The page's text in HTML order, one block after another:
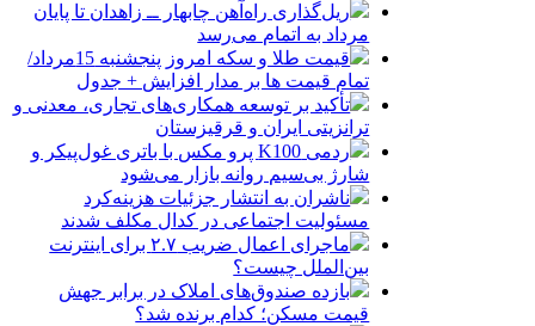
ریل‌گذاری راه‌آهن چابهار ــ زاهدان تا پایان
مرداد به اتمام می‌رسد
قیمت طلا و سکه امروز پنجشنبه 15مرداد/
تمام قیمت ها بر مدار افزایش + جدول
تأکید بر توسعه همکاری‌های تجاری، معدنی و
ترانزیتی ایران و قرقیزستان
ردمی K100 پرو مکس با باتری غول‌پیکر و
شارژ بی‌سیم روانه بازار می‌شود
ناشران به انتشار جزئیات هزینه‌کرد
مسئولیت اجتماعی در کدال مکلف شدند
ماجرای اعمال ضریب ۲.۷ برای اینترنت
بین‌الملل چیست؟
بازده صندوق‌های املاک در برابر جهش
قیمت مسکن؛ کدام برنده شد؟